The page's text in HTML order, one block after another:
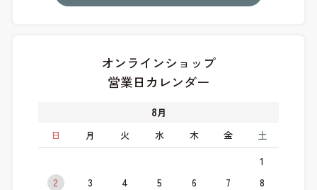
オンラインショップ
営業日カレンダー
8月
日
月 火 水 木 金 土
1
2
3 4 5 6 7
8